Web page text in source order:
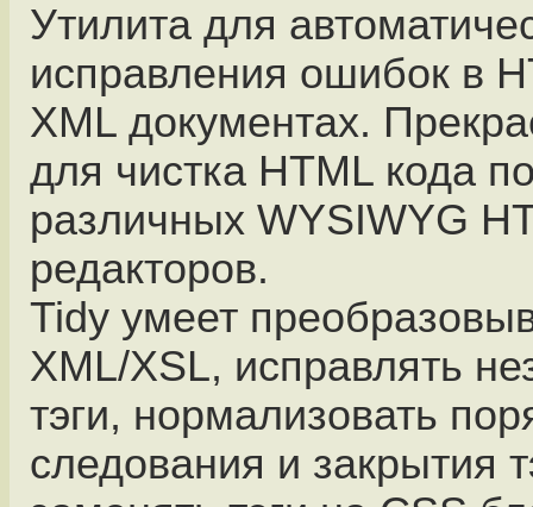
Утилита для
исправления ошибок в
XML документах.
для чистка HTML кода
различных WYSIWYG
редакторов.
Tidy умеет
XML/XSL, исправлять
тэги, нормализовать
следования и закрытия